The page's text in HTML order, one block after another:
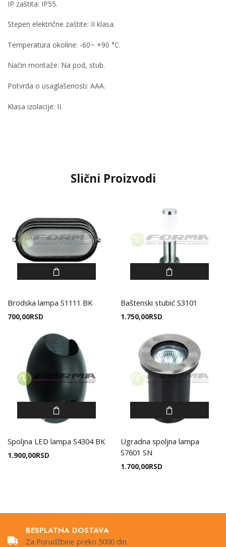
IP zaštita: IP55.
Stepen električne zaštite: II klasa.
Temperatura okoline: -60~ +90 °C.
Način montaže: Na pod, stub.
Potvrda o usaglašenosti: AAA.
Klasa izolacije: II.
Slični Proizvodi
Brodska lampa S1111 BK
700,00RSD
Baštenski stubić S3101
1.750,00RSD
Spoljna LED lampa S4304 BK
1.900,00RSD
Ugradna spoljna lampa
S7601 SN
1.700,00RSD
BESPLATNA DOSTAVA
Za Porudžbine preko 5000 din